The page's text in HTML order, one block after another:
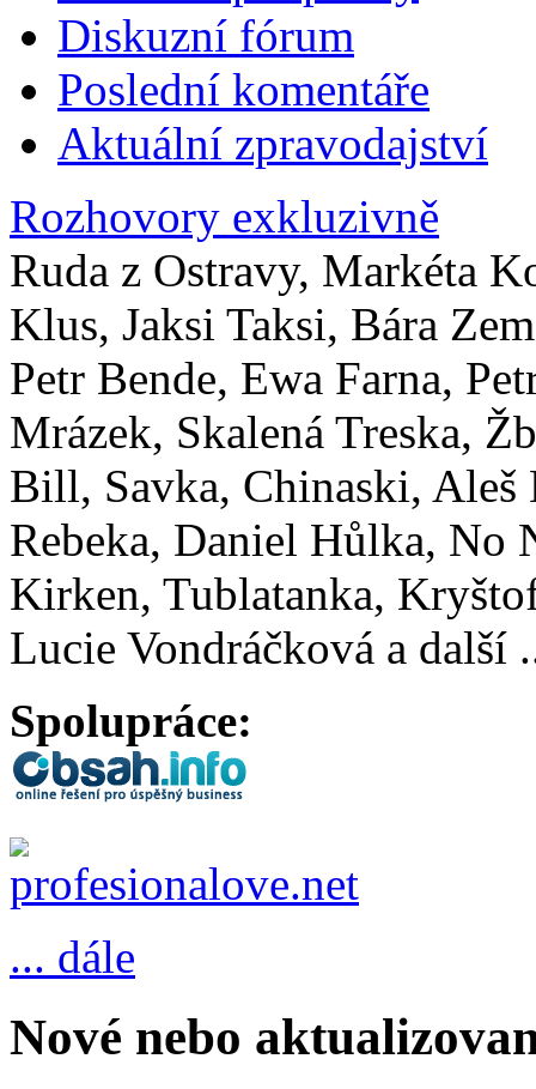
Diskuzní fórum
Poslední komentáře
Aktuální zpravodajství
Rozhovory exkluzivně
Ruda z Ostravy, Markéta
Klus, Jaksi Taksi, Bára
Petr Bende, Ewa Farna,
Mrázek, Skalená Treska,
Bill, Savka, Chinaski,
Rebeka, Daniel Hůlka, No
Kirken, Tublatanka,
Lucie Vondráčková a další
Spolupráce:
... dále
Nové nebo